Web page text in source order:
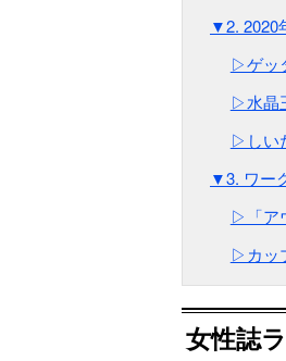
▼2. 2020
▷ゲッ
▷水晶
▷しい
▼3. ワー
▷「ア
▷カッ
女性誌